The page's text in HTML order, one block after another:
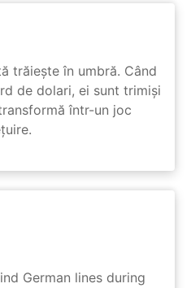
trăiește în umbră. Când
de dolari, ei sunt trimiși
într-un joc
German lines during